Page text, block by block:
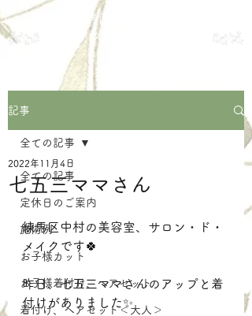
サロン・ド・メイク
練馬区中村の美容室
記事
全ての記事
定休日のご案内
施術例
お子様カット
お子様着付け、ヘアセット
着付け、ヘアセット＜大人＞
全ての記事
七五三ママさん
2022年11月4日
練馬区中村の美容室、サロン・ド・
メイクです🍀
昨日、七五三ママさんのアップと着
付けがありました✨